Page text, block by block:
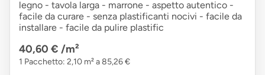
legno - tavola larga - marrone - aspetto autentico -
facile da curare - senza plastificanti nocivi - facile da
installare - facile da pulire plastific
40,60 € /m²
1 Pacchetto: 2,10 m² a 85,26 €